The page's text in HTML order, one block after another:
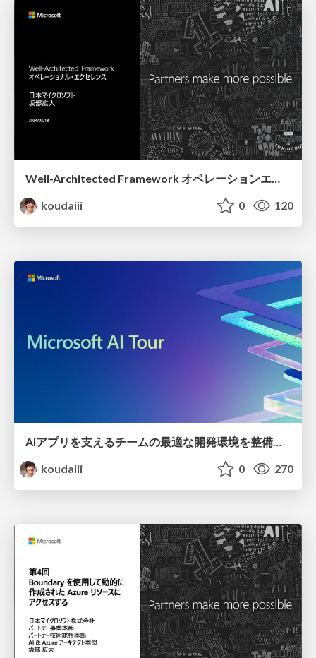
Well-Architected Framework オペレーションエクセレンス
koudaiii
0 120
AIアプリを支えるチームの最適な開発環境を整備する / / Optimizing AI Development Environment with Platform/DevOps Engineers
koudaiii
0 270